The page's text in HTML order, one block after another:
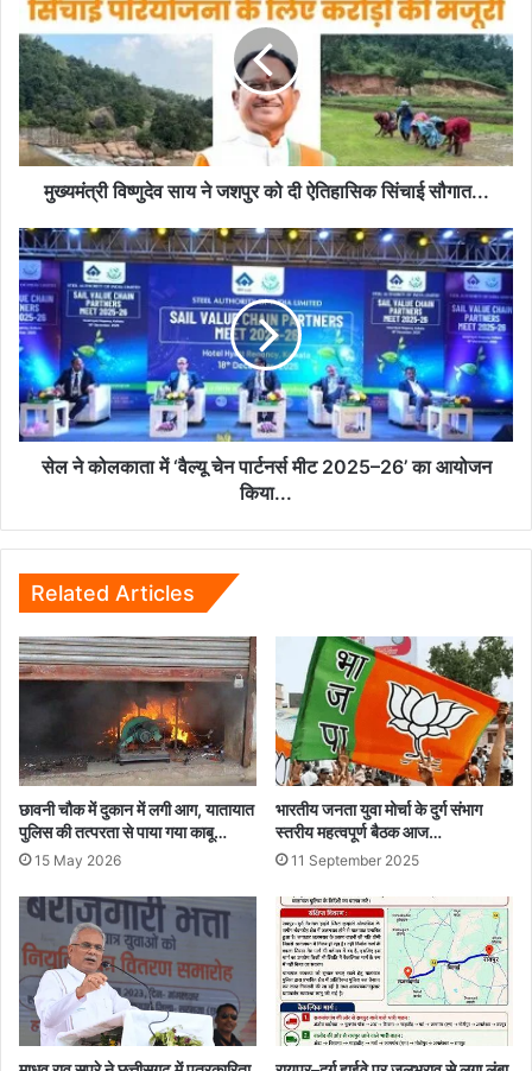
साय
ने
जशपुर
को
दी
ऐतिहासिक
सिंचाई
सौगात...
मुख्यमंत्री विष्णुदेव साय ने जशपुर को दी ऐतिहासिक सिंचाई सौगात...
सेल
ने
कोलकाता
में
‘वैल्यू
चेन
पार्टनर्स
मीट
2025–
सेल ने कोलकाता में ‘वैल्यू चेन पार्टनर्स मीट 2025–26’ का आयोजन
किया...
Related Articles
छावनी चौक में दुकान में लगी आग, यातायात
पुलिस की तत्परता से पाया गया काबू…
15 May 2026
भारतीय जनता युवा मोर्चा के दुर्ग संभाग
स्तरीय महत्वपूर्ण बैठक आज…
11 September 2025